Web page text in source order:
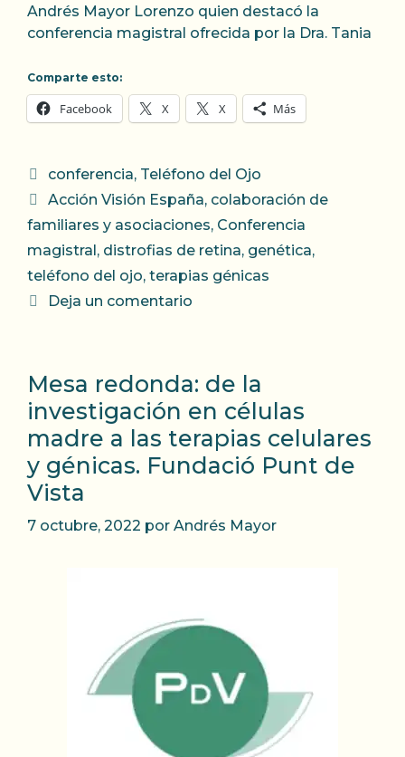
Andrés Mayor Lorenzo quien destacó la
conferencia magistral ofrecida por la Dra. Tania
Comparte esto:
Facebook X X Más
Categorías
conferencia, Teléfono del Ojo
Etiquetas
Acción Visión España, colaboración de
familiares y asociaciones, Conferencia
magistral , distrofias de retina, genética,
teléfono del ojo, terapias génicas
Deja un comentario
Mesa redonda: de la
investigación en células
madre a las terapias celulares
y génicas. Fundació Punt de
Vista
7 octubre, 2022 por Andrés Mayor